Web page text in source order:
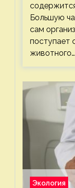
Большую
сам
поступает
животного…
Экология